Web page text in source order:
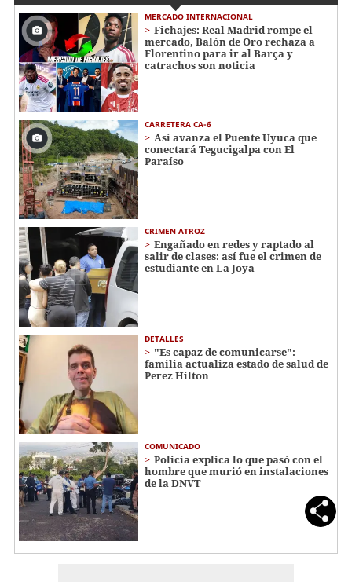
MERCADO INTERNACIONAL
Fichajes: Real Madrid rompe el
mercado, Balón de Oro rechaza a
Florentino para ir al Barça y
catrachos son noticia
CARRETERA CA-6
Así avanza el Puente Uyuca que
conectará Tegucigalpa con El
Paraíso
CRIMEN ATROZ
Engañado en redes y raptado al
salir de clases: así fue el crimen de
estudiante en La Joya
DETALLES
"Es capaz de comunicarse":
familia actualiza estado de salud de
Perez Hilton
COMUNICADO
Policía explica lo que pasó con el
hombre que murió en instalaciones
de la DNVT